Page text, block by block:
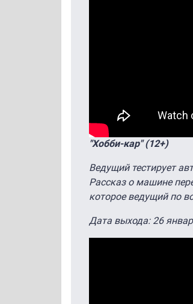
"Хобби-кар" (12+)
Ведущий тестирует
Рассказ о машине
которое ведущий по
Дата выхода: 26